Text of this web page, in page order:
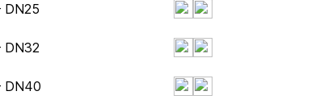
DN25
DN32
DN40